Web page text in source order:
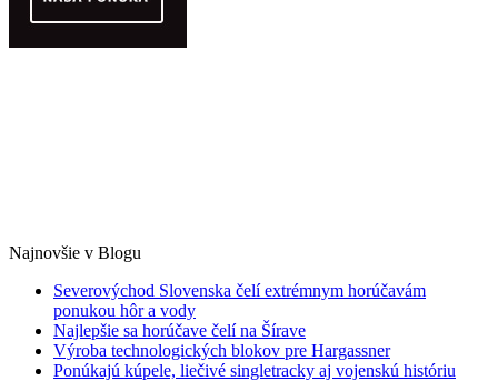
Najnovšie v Blogu
Severovýchod Slovenska čelí extrémnym horúčavám
ponukou hôr a vody
Najlepšie sa horúčave čelí na Šírave
Výroba technologických blokov pre Hargassner
Ponúkajú kúpele, liečivé singletracky aj vojenskú históriu